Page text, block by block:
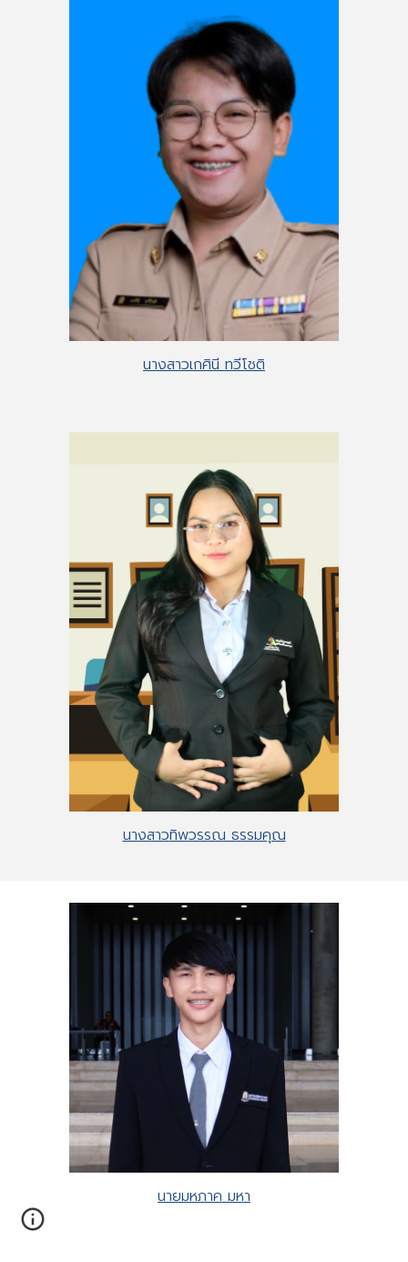
นางสาวเกศินี ทวีโชติ
นางสาวทิพวรรณ ธรรมคุณ
นายมหภาค มหา